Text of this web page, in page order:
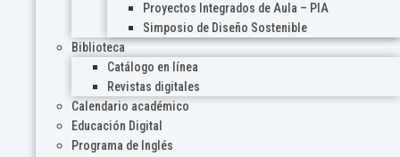
Proyectos Integrados de Aula – PIA
Simposio de Diseño Sostenible
Biblioteca
Catálogo en línea
Revistas digitales
Calendario académico
Educación Digital
Programa de Inglés